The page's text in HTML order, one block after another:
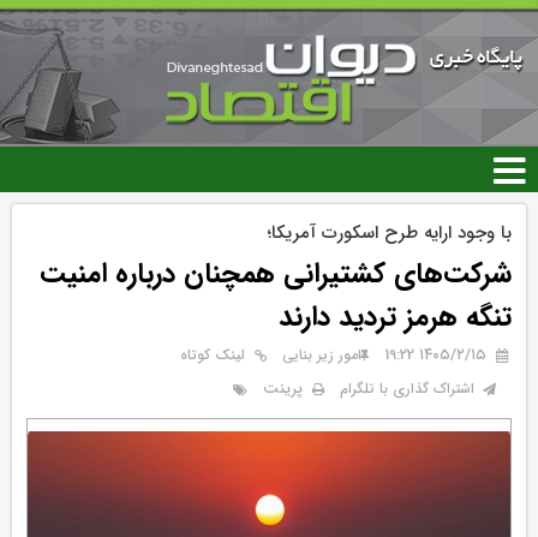
رفتن
محتوای
اصلی
با وجود ارایه طرح اسکورت آمریکا؛
شرکت‌های کشتیرانی همچنان درباره امنیت
تنگه هرمز تردید دارند
۱۴۰۵/۲/۱۵ 19:22 امور زیر بنایی
لینک کوتاه
اشتراک گذاری با تلگرام
پرینت